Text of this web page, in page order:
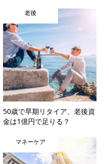
老後
50歳で早期リタイア、老後資
金は1億円で足りる？
マネーケア